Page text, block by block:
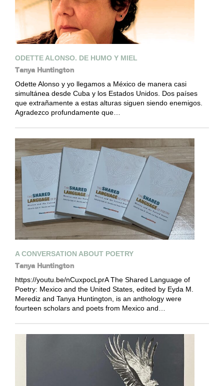
ODETTE ALONSO. DE HUMO Y MIEL
Tanya Huntington
Odette Alonso y yo llegamos a México de manera casi
simultánea desde Cuba y los Estados Unidos. Dos países
que extrañamente a estas alturas siguen siendo enemigos.
Agradezco profundamente que…
A CONVERSATION ABOUT POETRY
Tanya Huntington
https://youtu.be/nCuxpocLprA The Shared Language of
Poetry: Mexico and the United States, edited by Eyda M.
Merediz and Tanya Huntington, is an anthology were
fourteen scholars and poets from Mexico and…